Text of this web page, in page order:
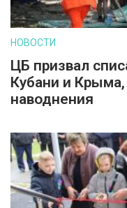
НОВОСТИ
ЦБ призвал
Кубани и
наводнения